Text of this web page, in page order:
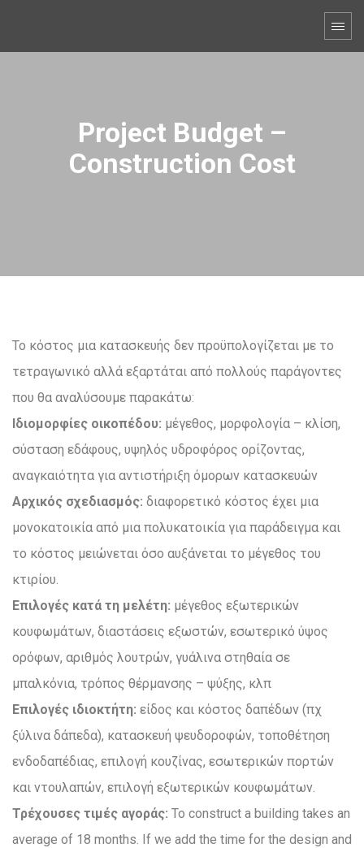
Project Budget –
Construction Cost
Το κόστος μια κατασκευής δεν προϋπολογίζεται με το
τετραγωνικό αλλά εξαρτάται από πολλούς παράγοντες
που θα αναλύσουμε παρακάτω:
Ιδιομορφίες οικοπέδου: μέγεθος, μορφολογία – κλίση,
σύσταση εδάφους, υψηλός υδροφόρος ορίζοντας,
αναγκαιότητα για αντιστήριξη όμορων κατασκευών
Αρχικός σχεδιασμός: διαφορετικό κόστος έχει μια
μονοκατοικία από μια πολυκατοικία για παράδειγμα και
το κόστος μειώνεται όσο αυξάνεται το μέγεθος του
κτιρίου.
Επιλογές κατά τη μελέτη: μέγεθος εξωτερικών
κουφωμάτων, διαστάσεις εξωστών, εσωτερικό ύψος
ορόφων, αριθμός λουτρών, γυάλινα στηθαία σε
μπαλκόνια, τρόπος θέρμανσης – ψύξης, κλπ
Επιλογές ιδιοκτήτη: είδος και κόστος δαπέδων (πχ
ξύλινα δάπεδα), κατασκευή ψευδοροφών, τοποθέτηση
ενδοδαπέδιας, επιλογή κουζίνας, εσωτερικών πορτών
και ντουλαπών, επιλογή εξωτερικών κουφωμάτων.
Τρέχουσες τιμές αγοράς: To construct a building takes an
average of 18 months. If we add the time for the design and